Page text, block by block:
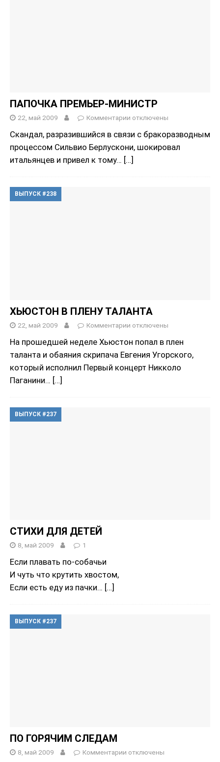
ПАПОЧКА ПРЕМЬЕР-МИНИСТР
22, май 2009 Комментарии отключены
Скандал, разразившийся в связи с бракоразводным
процессом Сильвио Берлускони, шокировал
итальянцев и привел к тому… […]
ВЫПУСК #238
ХЬЮСТОН В ПЛЕНУ ТАЛАНТА
22, май 2009 Комментарии отключены
На прошедшей неделе Хьюстон попал в плен
таланта и обаяния скрипача Евгения Угорского,
который исполнил Первый концерт Никколо
Паганини… […]
ВЫПУСК #237
СТИХИ ДЛЯ ДЕТЕЙ
8, май 2009 1
Если плавать по-собачьи
И чуть что крутить хвостом,
Если есть еду из пачки… […]
ВЫПУСК #237
ПО ГОРЯЧИМ СЛЕДАМ
8, май 2009 Комментарии отключены